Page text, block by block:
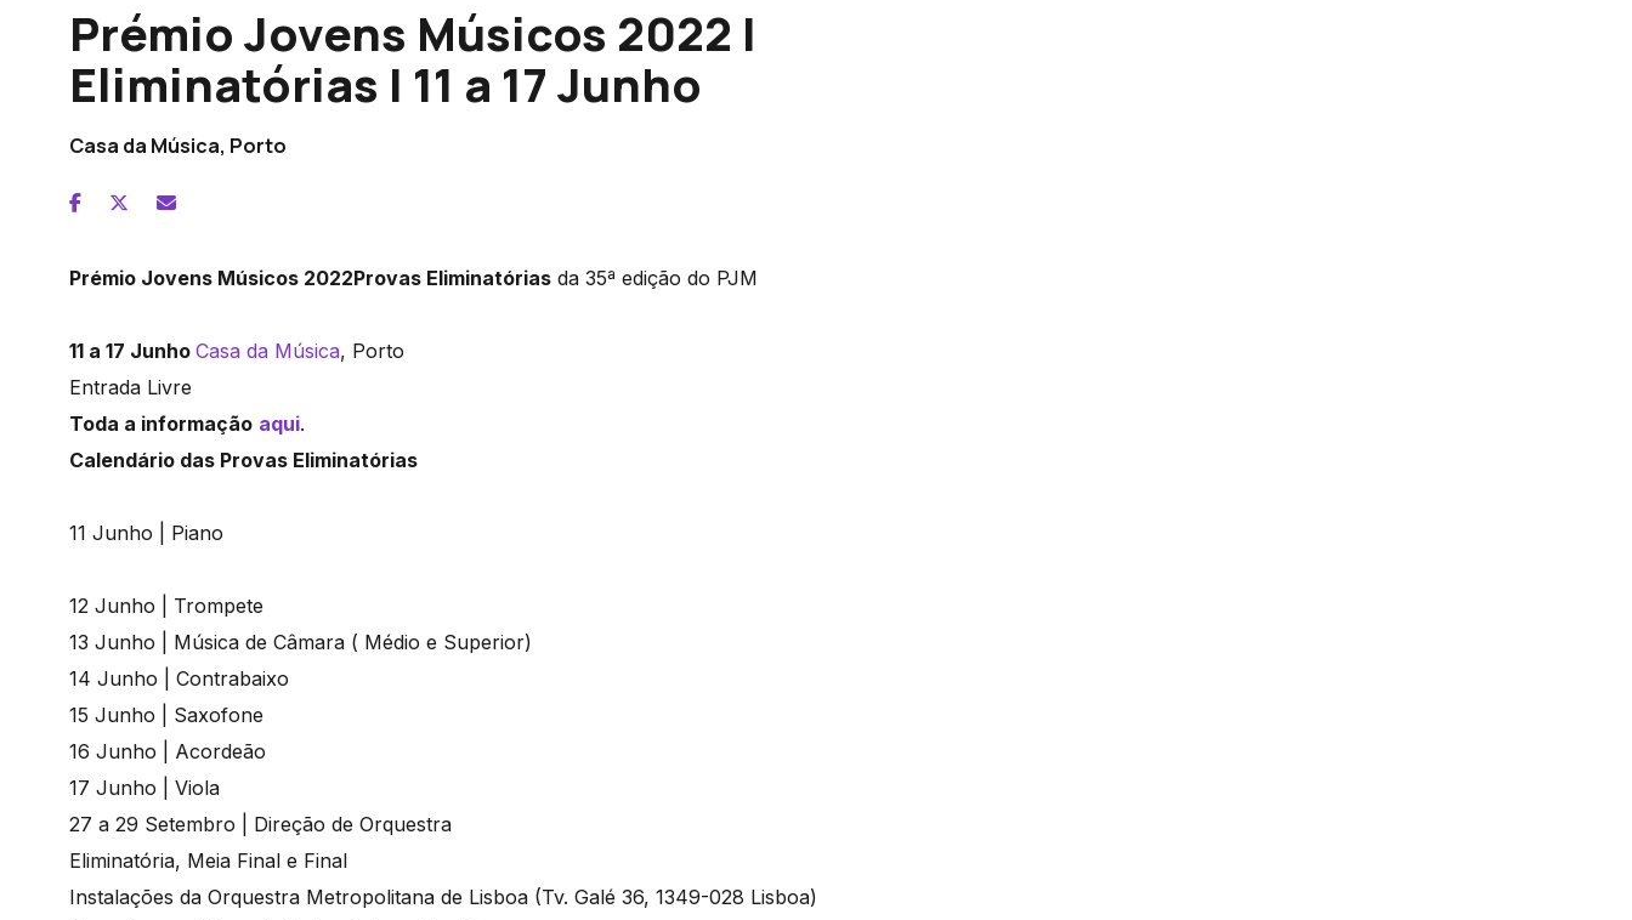
Prémio Jovens Músicos 2022 |
Eliminatórias | 11 a 17 Junho
Casa da Música, Porto
Prémio Jovens Músicos 2022Provas Eliminatórias da 35ª edição do PJM
11 a 17 Junho Casa da Música, Porto
Entrada Livre
Toda a informação aqui.
Calendário das Provas Eliminatórias
11 Junho | Piano
12 Junho | Trompete
13 Junho | Música de Câmara ( Médio e Superior)
14 Junho | Contrabaixo
15 Junho | Saxofone
16 Junho | Acordeão
17 Junho | Viola
27 a 29 Setembro | Direção de Orquestra
Eliminatória, Meia Final e Final
Instalações da Orquestra Metropolitana de Lisboa (Tv. Galé 36, 1349-028 Lisboa)